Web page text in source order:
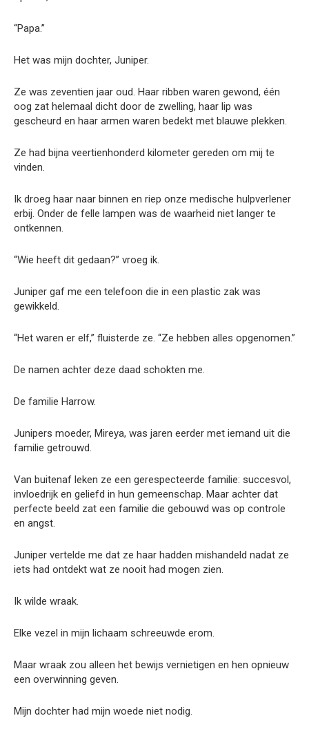
“Papa.”
Het was mijn dochter, Juniper.
Ze was zeventien jaar oud. Haar ribben waren gewond, één
oog zat helemaal dicht door de zwelling, haar lip was
gescheurd en haar armen waren bedekt met blauwe plekken.
Ze had bijna veertienhonderd kilometer gereden om mij te
vinden.
Ik droeg haar naar binnen en riep onze medische hulpverlener
erbij. Onder de felle lampen was de waarheid niet langer te
ontkennen.
“Wie heeft dit gedaan?” vroeg ik.
Juniper gaf me een telefoon die in een plastic zak was
gewikkeld.
“Het waren er elf,” fluisterde ze. “Ze hebben alles opgenomen.”
De namen achter deze daad schokten me.
De familie Harrow.
Junipers moeder, Mireya, was jaren eerder met iemand uit die
familie getrouwd.
Van buitenaf leken ze een gerespecteerde familie: succesvol,
invloedrijk en geliefd in hun gemeenschap. Maar achter dat
perfecte beeld zat een familie die gebouwd was op controle
en angst.
Juniper vertelde me dat ze haar hadden mishandeld nadat ze
iets had ontdekt wat ze nooit had mogen zien.
Ik wilde wraak.
Elke vezel in mijn lichaam schreeuwde erom.
Maar wraak zou alleen het bewijs vernietigen en hen opnieuw
een overwinning geven.
Mijn dochter had mijn woede niet nodig.